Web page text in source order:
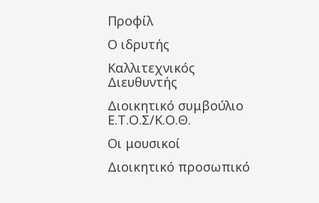
Προφίλ
Ο ιδρυτής
Καλλιτεχνικός
Διευθυντής
Διοικητικό συμβούλιο
Ε.Τ.Ο.Σ/Κ.Ο.Θ.
Οι μουσικοί
Διοικητικό προσωπικό